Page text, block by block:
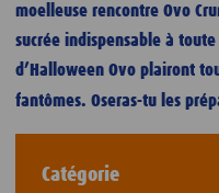
moelleuse rencontre Ovo
sucrée indispensable à
d’Halloween Ovo plairont
fantômes. Oseras-tu les
Catégorie